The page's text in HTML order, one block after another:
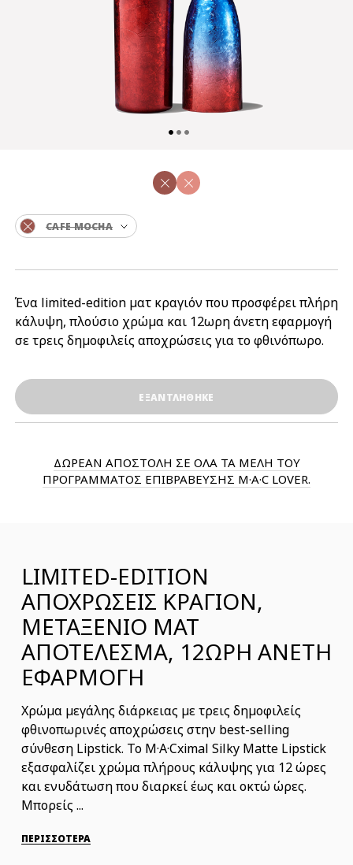
Ένα limited-edition ματ κραγιόν που προσφέρει πλήρη
κάλυψη, πλούσιο χρώμα και 12ωρη άνετη εφαρμογή
σε τρεις δημοφιλείς αποχρώσεις για το φθινόπωρο.
CAFE MOCHA
ΕΞΑΝΤΛΗΘΗΚΕ
ΔΩΡΕΑΝ ΑΠΟΣΤΟΛΗ ΣΕ ΟΛΑ ΤΑ ΜΕΛΗ ΤΟΥ
ΠΡΟΓΡΑΜΜΑΤΟΣ ΕΠΙΒΡΑΒΕΥΣΗΣ M·A·C LOVER.
LIMITED-EDITION
ΑΠΟΧΡΩΣΕΙΣ ΚΡΑΓΙΟΝ,
ΜΕΤΑΞΕΝΙΟ ΜΑΤ
ΑΠΟΤΕΛΕΣΜΑ, 12ΩΡΗ ΑΝΕΤΗ
ΕΦΑΡΜΟΓΗ
Χρώμα μεγάλης διάρκειας με τρεις δημοφιλείς
φθινοπωρινές αποχρώσεις στην best-selling
σύνθεση Lipstick. Το M·A·Cximal Silky Matte Lipstick
εξασφαλίζει χρώμα πλήρους κάλυψης για 12 ώρες
και ενυδάτωση που διαρκεί έως και οκτώ ώρες.
Μπορείς ...
ΠΕΡΙΣΣΟΤΕΡΑ